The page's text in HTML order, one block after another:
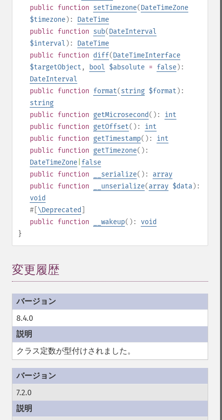
public function setTimezone(DateTimeZone
$timezone): DateTime
public function sub(DateInterval
$interval ): DateTime
public function diff(DateTimeInterface
$targetObject , bool $absolute = false):
DateInterval
public function format(string $format ):
string
public function getMicrosecond(): int
public function getOffset(): int
public function getTimestamp(): int
public function getTimezone():
DateTimeZone false
public function __serialize(): array
public function __unserialize(array $data):
void
#[ \Deprecated
public function __wakeup(): void
}
変更履歴
8.4.0
クラス定数が型付けされました。
7.2.0